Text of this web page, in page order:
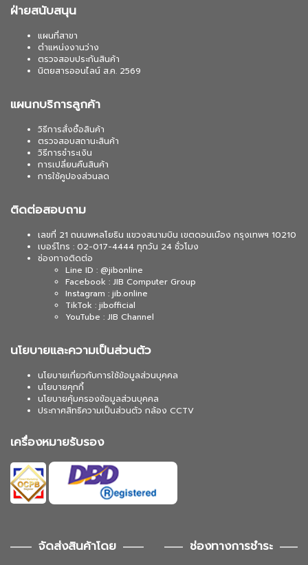
ฝ่ายสนับสนุน
แผนที่สาขา
ตำแหน่งงานว่าง
ตรวจสอบประกันสินค้า
นิตยสารออนไลน์ ส.ค. 2569
แผนกบริการลูกค้า
วิธีการสั่งซื้อสินค้า
ตรวจสอบสถานะสินค้า
วิธีการชำระเงิน
การเปลี่ยนคืนสินค้า
การใช้คูปองส่วนลด
ติดต่อสอบถาม
เลขที่ 21 ถนนพหลโยธิน แขวงสนามบิน เขตดอนเมือง กรุงเทพฯ 10210
เบอร์โทร : 02-017-4444 ทุกวัน 24 ชั่วโมง
ช่องทางติดต่อ
Line ID : @jibonline
Facebook : JIB Computer Group
Instagram : jib.online
TikTok : jibofficial
YouTube : JIB Channel
นโยบายและความเป็นส่วนตัว
นโยบายเกี่ยวกับการใช้ข้อมูลส่วนบุคคล
นโยบายคุกกี้
นโยบายคุ้มครองข้อมูลส่วนบุคคล
ประกาศสิทธิความเป็นส่วนตัว กล้อง CCTV
เครื่องหมายรับรอง
จัดส่งสินค้าโดย ช่องทางการชำระ